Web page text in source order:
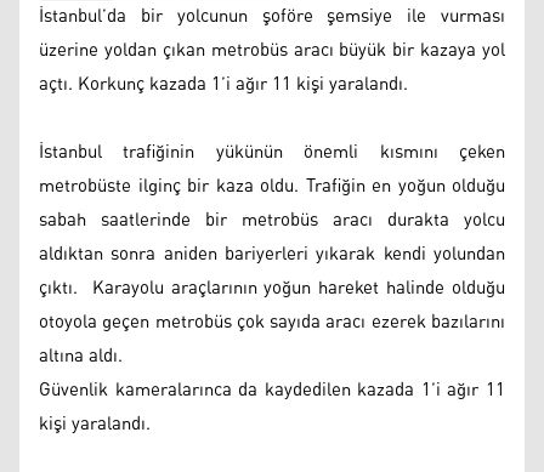
İstanbul’da bir yolcunun şoföre şemsiye ile vurması
üzerine yoldan çıkan metrobüs aracı büyük bir kazaya yol
açtı. Korkunç kazada 1’i ağır 11 kişi yaralandı.
İstanbul trafiğinin yükünün önemli kısmını çeken
metrobüste ilginç bir kaza oldu. Trafiğin en yoğun olduğu
sabah saatlerinde bir metrobüs aracı durakta yolcu
aldıktan sonra aniden bariyerleri yıkarak kendi yolundan
çıktı. Karayolu araçlarının yoğun hareket halinde olduğu
otoyola geçen metrobüs çok sayıda aracı ezerek bazılarını
altına aldı.
Güvenlik kameralarınca da kaydedilen kazada 1’i ağır 11
kişi yaralandı.